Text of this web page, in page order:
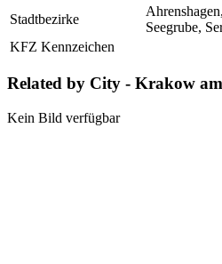
Stadtbezirke
Seegrube,
KFZ Kennzeichen
Related by City - Krakow am
Kein Bild verfügbar